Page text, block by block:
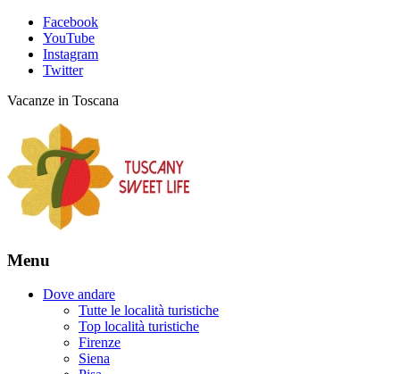
Facebook
YouTube
Instagram
Twitter
Vacanze in Toscana
Menu
Dove andare
Tutte le località turistiche
Top località turistiche
Firenze
Siena